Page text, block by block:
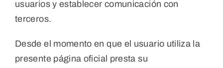
usuarios y establecer comunicación con
terceros.
Desde el momento en que el usuario utiliza la
presente página oficial presta su